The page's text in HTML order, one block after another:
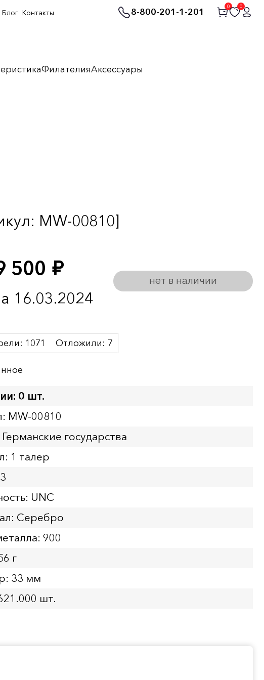
8-800-201-1-201
0 0
ФилателияАксессуары
Блог Контакты
MW-00810]
500 руб.
16.03.2024
нет в наличии
1071 Отложили: 7
0 шт.
MW-00810
государства
1 талер
UNC
Серебро
900
г
33 мм
шт.